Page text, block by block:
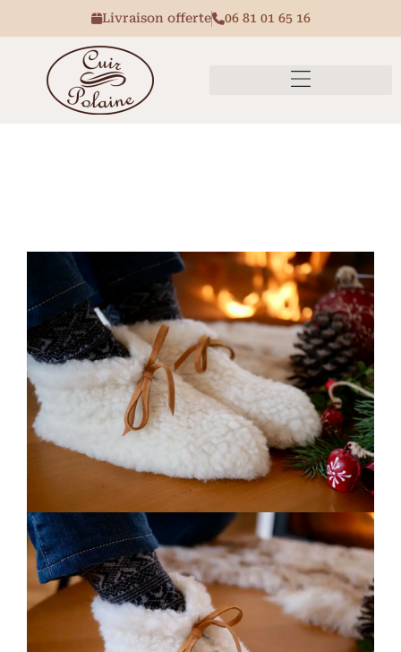
Livraison offerte 06 81 01 65 16